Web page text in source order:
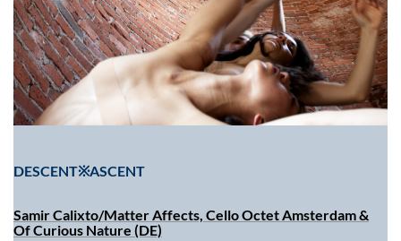
DESCENT※ASCENT
Samir Calixto/Matter Affects, Cello Octet Amsterdam &
Of Curious Nature (DE)